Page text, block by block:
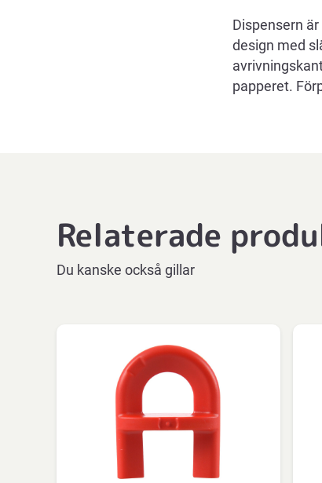
Dispensern
design med
papperet.
Relaterade
Du kanske också gillar